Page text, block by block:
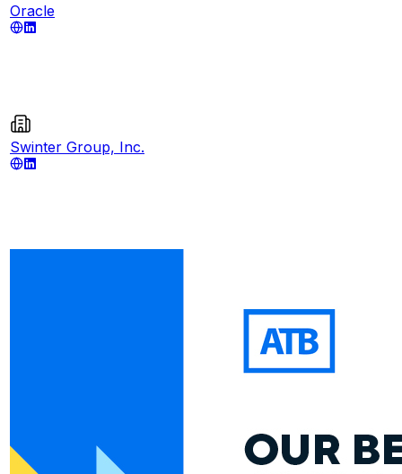
Oracle
Swinter Group, Inc.